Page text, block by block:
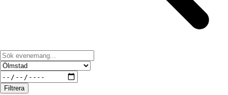
Filtrera